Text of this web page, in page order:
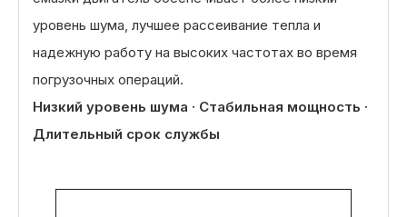
уровень шума, лучшее рассеивание тепла и
надежную работу на высоких частотах во время
погрузочных операций.
Низкий уровень шума · Стабильная мощность ·
Длительный срок службы